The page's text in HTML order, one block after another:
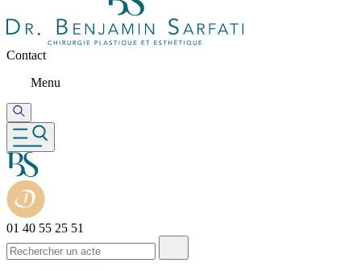
Contact
Menu
01 40 55 25 51